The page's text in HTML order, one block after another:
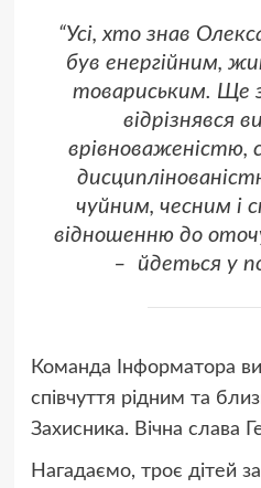
“Усі, хто знав
був енергійним,
товариським. Ще
відрізнявся
чуйним, чесним і
відношенню до
– йдеться у
Команда Інформатора
співчуття рідним та
Захисника. Вічна слава
Нагадаємо, троє дітей